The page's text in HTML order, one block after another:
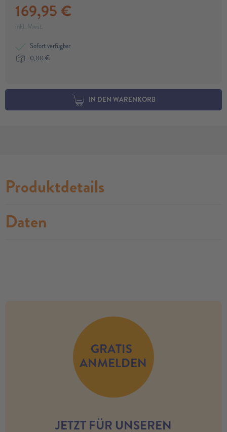
169,95 €
inkl. Mwst.
Sofort verfügbar
0,00 €
IN DEN WARENKORB
Produktdetails
Daten
GRATIS
ANMELDEN
JETZT FÜR UNSEREN